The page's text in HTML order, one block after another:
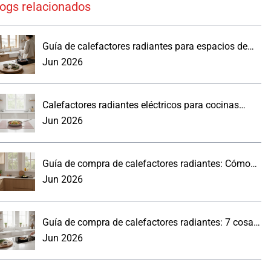
relacionados
Guía de calefactores radiantes para espacios de
trabajo reales
Jun 2026
Calefactores radiantes eléctricos para cocinas
modernas: lo que los compradores deben saber.
Jun 2026
Guía de compra de calefactores radiantes: Cómo
elegir un panel de pared para la cocina
Jun 2026
Guía de compra de calefactores radiantes: 7 cosas
prácticas que debes saber
Jun 2026